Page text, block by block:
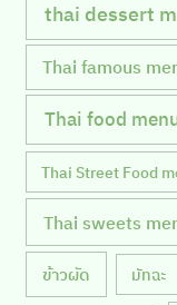
thai dessert
Thai famous
Thai food
Thai Street Food
Thai sweets
ข้าวผัด มัทฉะ